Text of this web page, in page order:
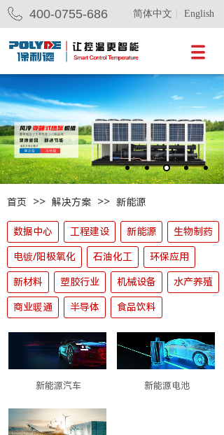
首页 >> 解决方案 >> 新能源
数据中心 工程建设 新能源 生物制药
电镀/阳极氧化 石油化工 环保应用
新材料 塑胶行业 机械设备 水产养殖
商业暖通 半导体 食品饮料
新能源汽车 新能源电池
400-0755-686 简体中文 English